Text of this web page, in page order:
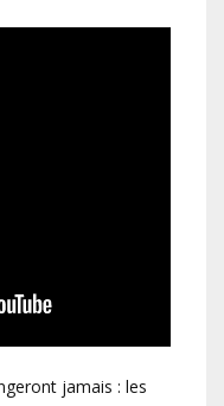
jamais : les